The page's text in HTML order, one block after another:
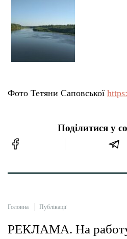
Фото Тетяни Саповської
Поділитися у
Головна Публікації
РЕКЛАМА. На работу